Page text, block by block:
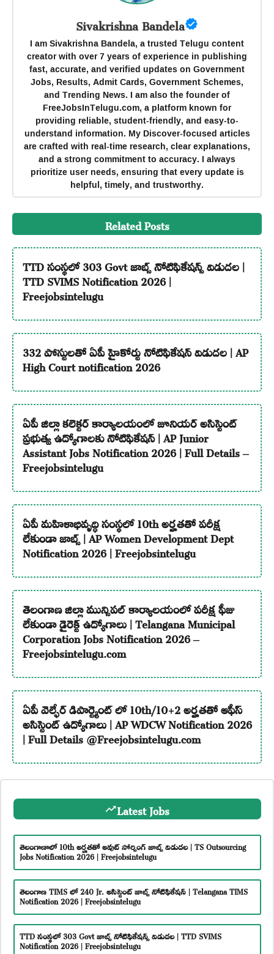
Sivakrishna Bandela
I am Sivakrishna Bandela, a trusted Telugu content
creator with over 7 years of experience in publishing
fast, accurate, and verified updates on Government
Jobs, Results, Admit Cards, Government Schemes,
and Trending News. I am also the founder of
FreeJobsInTelugu.com, a platform known for
providing reliable, student-friendly, and easy-to-
understand information. My Discover-focused articles
are crafted with real-time research, clear explanations,
and a strong commitment to accuracy. I always
prioritize user needs, ensuring that every update is
helpful, timely, and trustworthy.
Related Posts
TTD సంస్థలో 303 Govt జాబ్స్ నోటిఫికేషన్స్ విడుదల |
TTD SVIMS Notification 2026 |
Freejobsintelugu
332 పోస్టులతో ఏపీ హైకోర్టు నోటిఫికేషన్ విడుదల | AP
High Court notification 2026
ఏపీ జిల్లా కలెక్టర్ కార్యాలయంలో జూనియర్ అసిస్టెంట్
ప్రభుత్వ ఉద్యోగాలకు నోటిఫికేషన్ | AP Junior
Assistant Jobs Notification 2026 | Full Details –
Freejobsintelugu
ఏపీ మహిళాభివృద్ధి సంస్థలో 10th అర్హతతో పరీక్ష
లేకుండా జాబ్స్ | AP Women Development Dept
Notification 2026 | Freejobsintelugu
తెలంగాణ జిల్లా మున్సిపల్ కార్యాలయంలో పరీక్ష ఫీజు
లేకుండా డైరెక్ట్ ఉద్యోగాలు | Telangana Municipal
Corporation Jobs Notification 2026 –
Freejobsintelugu.com
ఏపీ వెల్ఫేర్ డిపార్ట్మెంట్ లో 10th/10+2 అర్హతతో ఆఫీస్
అసిస్టెంట్ ఉద్యోగాలు | AP WDCW Notification 2026
| Full Details @Freejobsintelugu.com
Latest Jobs
తెలంగాణాలో 10th అర్హతతో అవుట్ సోర్సింగ్ జాబ్స్ విడుదల | TS Outsourcing
Jobs Notification 2026 | Freejobsintelugu
తెలంగాణ TIMS లో 240 Jr. అసిస్టెంట్ జాబ్స్ నోటిఫికేషన్ | Telangana TIMS
Notification 2026 | Freejobsintelugu
TTD సంస్థలో 303 Govt జాబ్స్ నోటిఫికేషన్స్ విడుదల | TTD SVIMS
Notification 2026 | Freejobsintelugu